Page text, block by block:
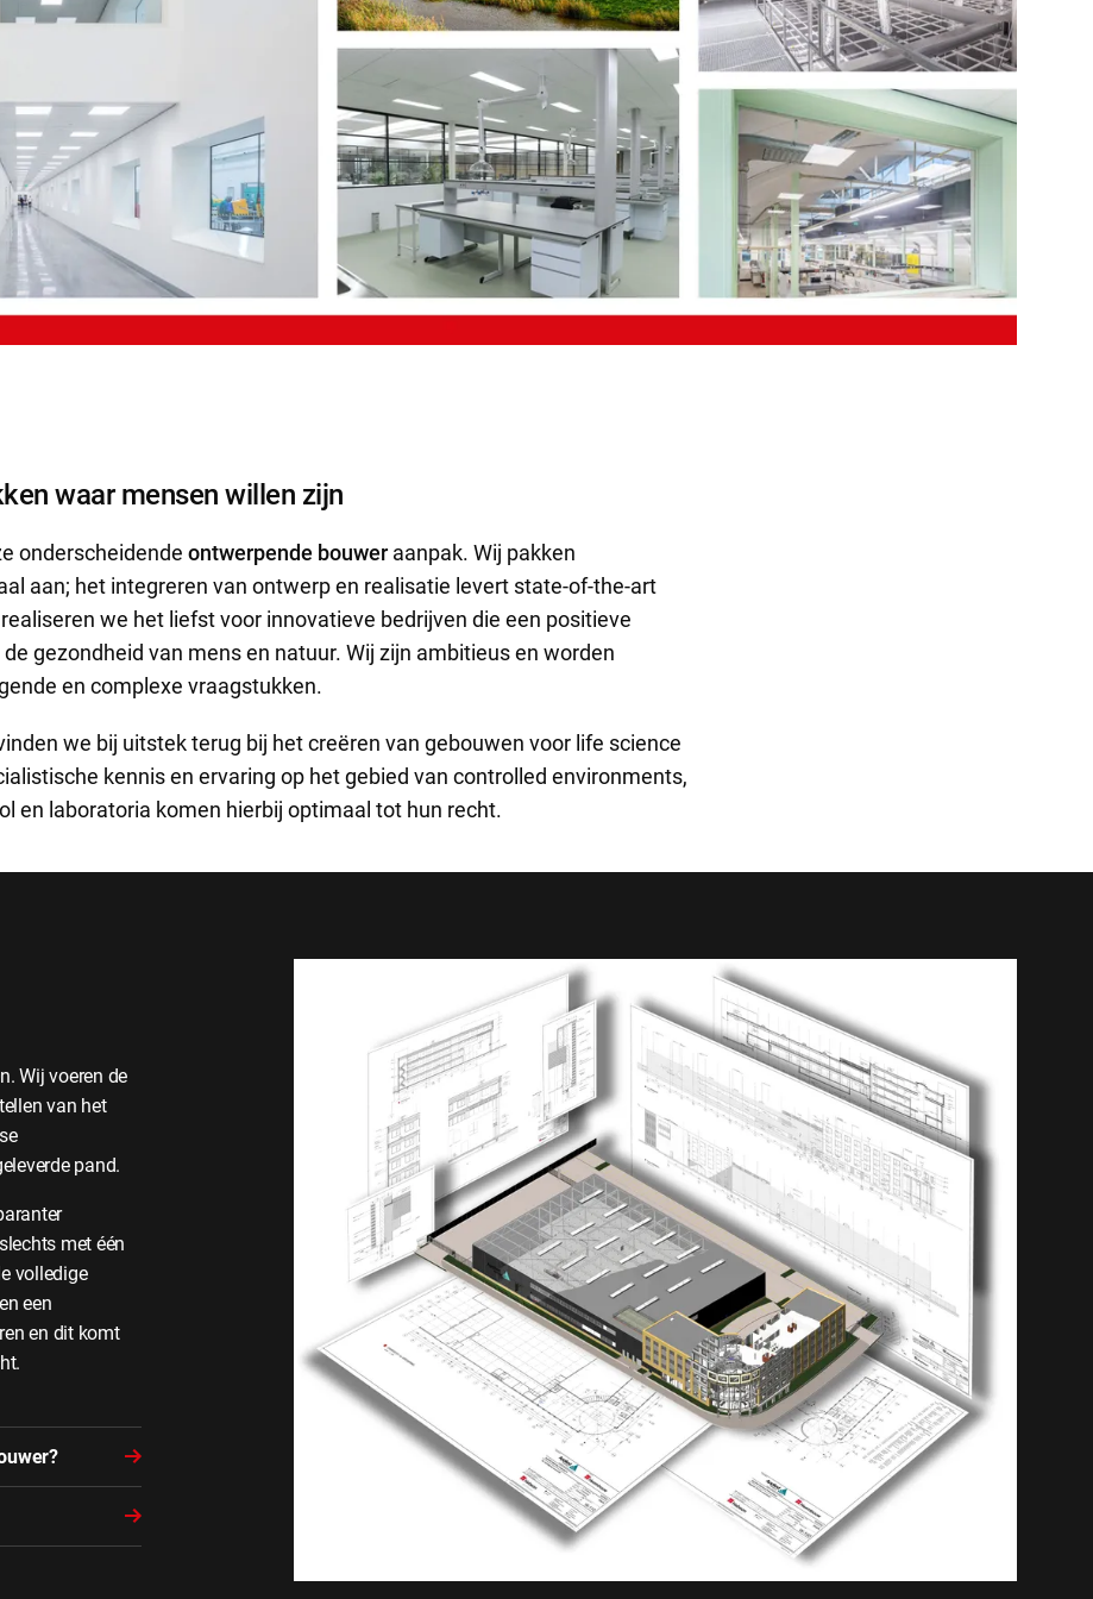
waar mensen willen zijn
onderscheidende ontwerpende bouwer aanpak. Wij pakken
aan; het integreren van ontwerp en realisatie levert state-of-the-art
we het liefst voor innovatieve bedrijven die een positieve
gezondheid van mens en natuur. Wij zijn ambitieus en worden
en complexe vraagstukken.
we bij uitstek terug bij het creëren van gebouwen voor life science
kennis en ervaring op het gebied van controlled environments,
en laboratoria komen hierbij optimaal tot hun recht.
Wij voeren de
van het
pand.
met één
volledige
een
en dit komt